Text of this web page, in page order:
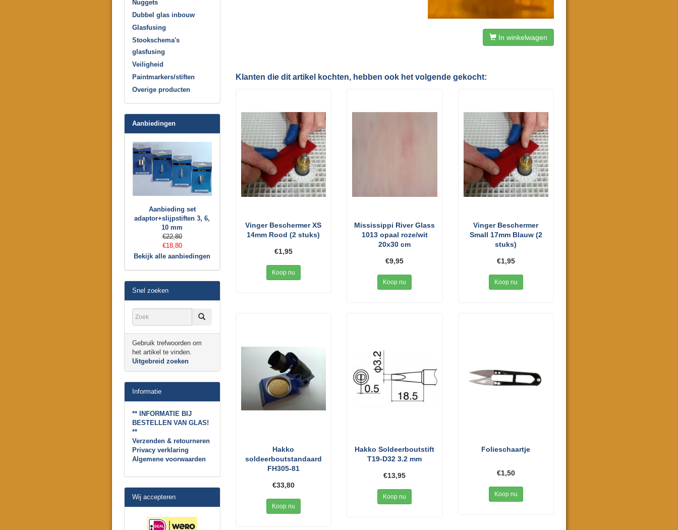
In winkelwagen
Klanten die dit artikel kochten, hebben ook het volgende gekocht:
Vinger Beschermer XS
14mm Rood (2 stuks)
€1,95
Koop nu
Mississippi River Glass
1013 opaal roze/wit
20x30 cm
€9,95
Koop nu
Vinger Beschermer
Small 17mm Blauw (2
stuks)
€1,95
Koop nu
Hakko
soldeerboutstandaard
FH305-81
€33,80
Koop nu
Hakko Soldeerboutstift
T19-D32 3.2 mm
€13,95
Koop nu
Folieschaartje
€1,50
Koop nu
Nuggets
Dubbel glas inbouw
Glasfusing
Stookschema's
glasfusing
Veiligheid
Paintmarkers/stiften
Overige producten
Aanbiedingen
Aanbieding set
adaptor+slijpstiften 3, 6,
10 mm
€22,80
€18,80
Bekijk alle aanbiedingen
Snel zoeken
Gebruik trefwoorden om
het artikel te vinden.
Uitgebreid zoeken
Informatie
** INFORMATIE BIJ
BESTELLEN VAN GLAS!
**
Verzenden & retourneren
Privacy verklaring
Algemene voorwaarden
Wij accepteren